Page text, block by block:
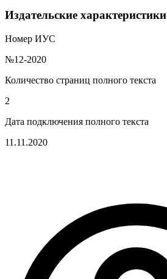
Издательские характеристики
Номер ИУС
№12-2020
Количество страниц полного текста
2
Дата подключения полного текста
11.11.2020